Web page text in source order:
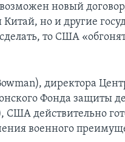
новый
но и другие
то США
директора
Фонда защиты
США действительно
военного